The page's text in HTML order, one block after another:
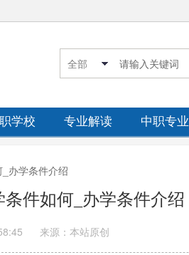
学校 专业解读 中职专业
办学条件介绍
条件如何_办学条件介绍
来源：本站原创